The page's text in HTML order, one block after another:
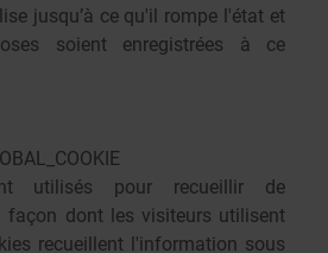
jusqu’à ce qu'il rompe l'état et
soient enregistrées à ce
utilisés pour recueillir de
dont les visiteurs utilisent
recueillent l'information sous